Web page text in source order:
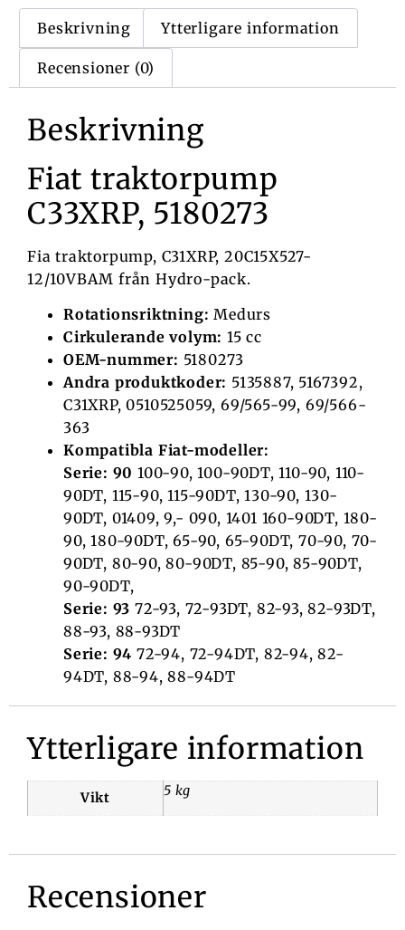
Beskrivning Ytterligare information
Recensioner (0)
Beskrivning
Fiat traktorpump
C33XRP, 5180273
Fia traktorpump, C31XRP, 20C15X527-
12/10VBAM från Hydro-pack.
Rotationsriktning: Medurs
Cirkulerande volym: 15 cc
OEM-nummer: 5180273
Andra produktkoder: 5135887, 5167392,
C31XRP, 0510525059, 69/565-99, 69/566-
363
Kompatibla Fiat-modeller:
Serie: 90 100-90, 100-90DT, 110-90, 110-
90DT, 115-90, 115-90DT, 130-90, 130-
90DT, 01409, 9,- 090, 1401 160-90DT, 180-
90, 180-90DT, 65-90, 65-90DT, 70-90, 70-
90DT, 80-90, 80-90DT, 85-90, 85-90DT,
90-90DT,
Serie: 93 72-93, 72-93DT, 82-93, 82-93DT,
88-93, 88-93DT
Serie: 94 72-94, 72-94DT, 82-94, 82-
94DT, 88-94, 88-94DT
Ytterligare information
Vikt 5 kg
Recensioner